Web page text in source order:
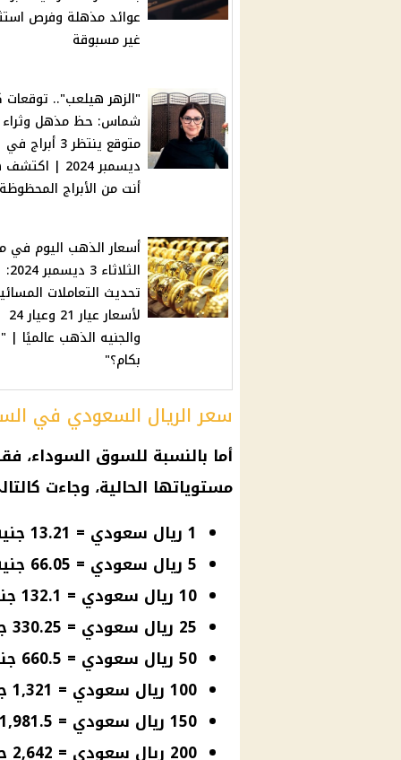
عوائد مذهلة وفرص
غير مسبوقة
"الزهر هيلعب".. توقعات
شماس: حظ مذهل وثراء
متوقع ينتظر 3 أبراج في
ديسمبر 2024 |
أنت من الأبراج
أسعار الذهب اليوم في
الثلاثاء 3 ديسمبر 2024:
تحديث التعاملات
لأسعار عيار 21 وعيار 24
والجنيه الذهب عالميًا |
بكام؟"
سعر الريال السعودي في
أما بالنسبة للسوق السوداء،
مستوياتها الحالية، وجاءت
1 ريال سعودي = 13.21 جنيه مصري
5 ريال سعودي = 66.05 جنيه مصري
10 ريال سعودي = 132.1 جنيه مصري
25 ريال سعودي = 330.25 جنيه مصري
50 ريال سعودي = 660.5 جنيه مصري
100 ريال سعودي = 1,321 جنيه مصري
150 ريال سعودي = 1,981.5 جنيه مصري
200 ريال سعودي = 2,642 جنيه مصري